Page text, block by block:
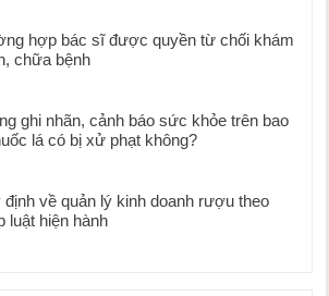
hợp bác sĩ được quyền từ chối khám
chữa bệnh
ghi nhãn, cảnh báo sức khỏe trên bao
lá có bị xử phạt không?
định về quản lý kinh doanh rượu theo
luật hiện hành